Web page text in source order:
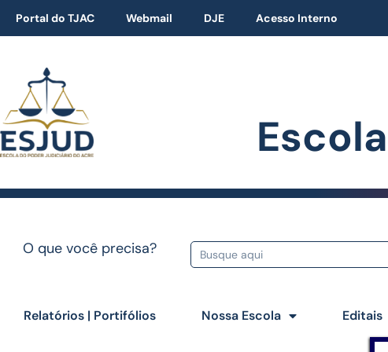
Portal do TJAC Webmail DJE Acesso Interno
O que você precisa?
Relatórios | Portifólios Nossa Escola Editais